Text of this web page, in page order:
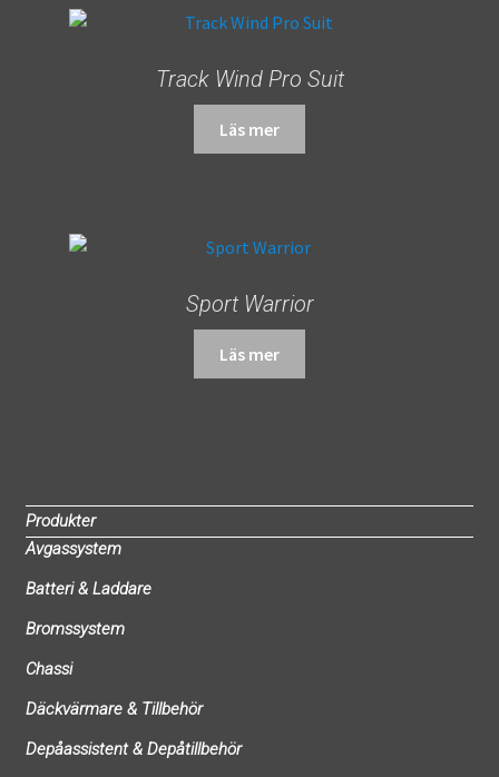
Track Wind Pro Suit
Läs mer
Sport Warrior
Läs mer
Produkter
Avgassystem
Batteri & Laddare
Bromssystem
Chassi
Däckvärmare & Tillbehör
Depåassistent & Depåtillbehör